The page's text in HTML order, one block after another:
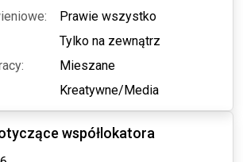
Prawie wszystko
Tylko na zewnątrz
Mieszane
Kreatywne/Media
współlokatora